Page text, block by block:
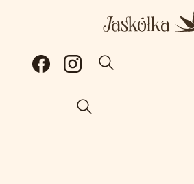
Otwórz wyszukiwarkę
Otwórz wyszukiwarkę